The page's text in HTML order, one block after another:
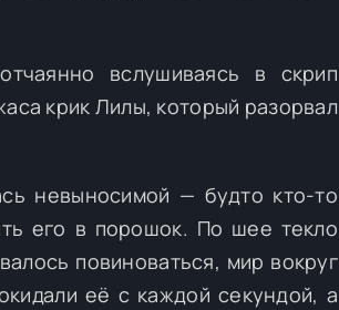
вслушиваясь в скрип
крик Лилы, который разорвал
невыносимой — будто кто-то
его в порошок. По шее текло
повиноваться, мир вокруг
её с каждой секундой, а